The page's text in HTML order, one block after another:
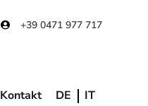
+39 0471 977 717
Kontakt DE IT